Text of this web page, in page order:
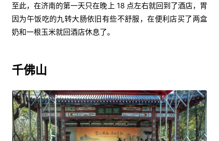
至此，在济南的第一天只在晚上 18 点左右就回到了酒店，胃
因为午饭吃的九转大肠依旧有些不舒服，在便利店买了两盒
奶和一根玉米就回酒店休息了。
千佛山